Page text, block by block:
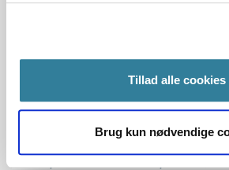
Tillad alle cookies
Brug kun nødvendige
myndigheder gælder
24-11-2025